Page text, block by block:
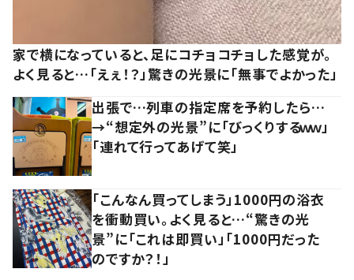
家で横になっていると、足にコチョコチョした感覚が。
よく見ると…「えぇ！？」驚きの光景に「無事でよかった」
出張で…列車の指定席を予約したら…
→“想定外の光景”に「びっくりするｗｗ」
「連れて行ってあげて笑」
「こんなん買ってしまう」1000円の浴衣
を衝動買い。よく見ると…“驚きの光
景”に「これは即買い」「1000円だった
のですか？！」